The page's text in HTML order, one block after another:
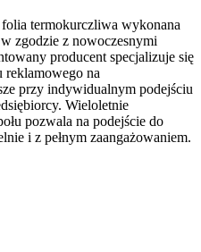
termokurczliwa wykonana
zgodzie z nowoczesnymi
producent specjalizuje się
na
przy indywidualnym podejściu
Wieloletnie
pozwala na podejście do
i z pełnym zaangażowaniem.